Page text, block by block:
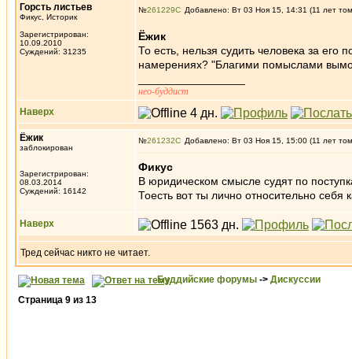
Горсть листьев
Фикус, Историк
Зарегистрирован:
10.09.2010
Суждений: 31235
№261229 Добавлено: Вт 03 Ноя 15, 14:31 (11 лет
Ёжик
То есть, нельзя судить человека за его
намерениях? "Благими помыслами
нео-буддист
Наверх
Ёжик
заблокирован
Зарегистрирован:
08.03.2014
Суждений: 16142
№261232 Добавлено: Вт 03 Ноя 15, 15:00 (11 лет
Фикус
В юридическом смысле судят по
Тоесть вот ты лично относительно себя
Наверх
Тред сейчас никто не читает.
Буддийские форумы -> Дискуссии
Страница 9 из 13